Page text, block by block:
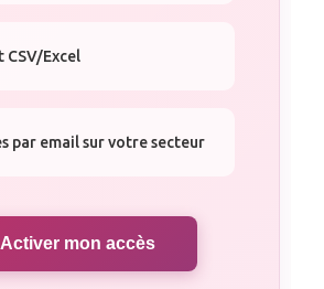
CSV/Excel
par email sur votre secteur
Activer mon accès